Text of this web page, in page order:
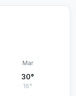
Mar
30°
16°